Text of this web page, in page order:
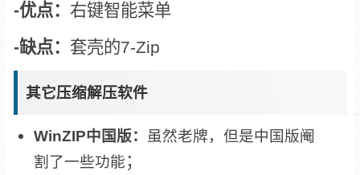
-优点： 右键智能菜单
-缺点： 套壳的7-Zip
其它压缩解压软件
WinZIP中国版： 虽然老牌，但是中国版阉
割了一些功能；